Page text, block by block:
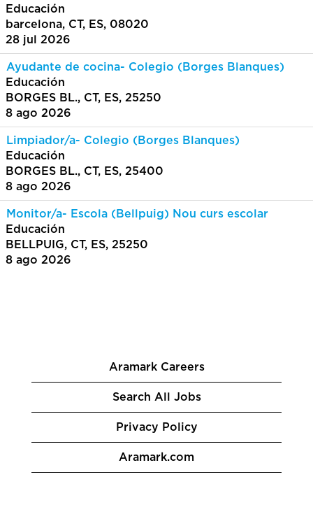
Educación
barcelona, CT, ES, 08020
28 jul 2026
Ayudante de cocina- Colegio (Borges Blanques)
Educación
BORGES BL., CT, ES, 25250
8 ago 2026
Limpiador/a- Colegio (Borges Blanques)
Educación
BORGES BL., CT, ES, 25400
8 ago 2026
Monitor/a- Escola (Bellpuig) Nou curs escolar
Educación
BELLPUIG, CT, ES, 25250
8 ago 2026
Aramark Careers
Search All Jobs
Privacy Policy
Aramark.com